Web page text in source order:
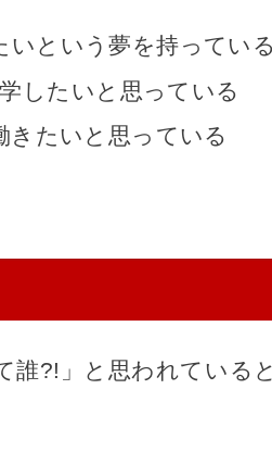
いという夢を持っている
したいと思っている
きたいと思っている
?!」と思われている